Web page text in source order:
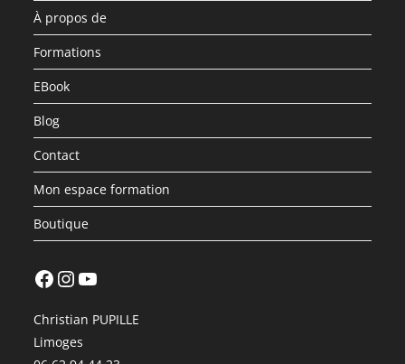
À propos de
Formations
EBook
Blog
Contact
Mon espace formation
Boutique
Facebook
Instagram
YouTube
Christian PUPILLE
Limoges